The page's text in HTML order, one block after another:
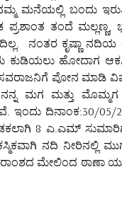
ಮನೆಯಲ್ಲಿ ಬಂದು
ತಂದೆ
ನಂತರ ಕೃಷ್ಣಾ
ಹೋದಾಗ
ಪೋನ ಮಾಡಿ
ಮಗ ಮತ್ತು
ದಿನಾಂಕ:30/05/
8 ಎ.ಎಮ್ ಸುಮಾರಿಗೆ
ನದಿ ನೀರಿನಲ್ಲಿ
ಮೇಲಿಂದ ಠಾಣಾ